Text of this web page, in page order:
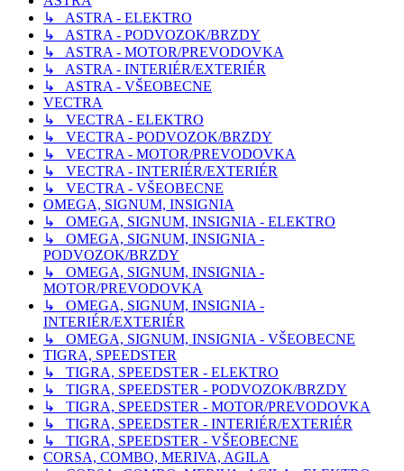
↳ ASTRA - ELEKTRO
↳ ASTRA - PODVOZOK/BRZDY
↳ ASTRA - MOTOR/PREVODOVKA
↳ ASTRA - INTERIÉR/EXTERIÉR
↳ ASTRA - VŠEOBECNE
VECTRA
↳ VECTRA - ELEKTRO
↳ VECTRA - PODVOZOK/BRZDY
↳ VECTRA - MOTOR/PREVODOVKA
↳ VECTRA - INTERIÉR/EXTERIÉR
↳ VECTRA - VŠEOBECNE
OMEGA, SIGNUM, INSIGNIA
↳ OMEGA, SIGNUM, INSIGNIA - ELEKTRO
↳ OMEGA, SIGNUM, INSIGNIA -
PODVOZOK/BRZDY
↳ OMEGA, SIGNUM, INSIGNIA -
MOTOR/PREVODOVKA
↳ OMEGA, SIGNUM, INSIGNIA -
INTERIÉR/EXTERIÉR
↳ OMEGA, SIGNUM, INSIGNIA - VŠEOBECNE
TIGRA, SPEEDSTER
↳ TIGRA, SPEEDSTER - ELEKTRO
↳ TIGRA, SPEEDSTER - PODVOZOK/BRZDY
↳ TIGRA, SPEEDSTER - MOTOR/PREVODOVKA
↳ TIGRA, SPEEDSTER - INTERIÉR/EXTERIÉR
↳ TIGRA, SPEEDSTER - VŠEOBECNE
CORSA, COMBO, MERIVA, AGILA